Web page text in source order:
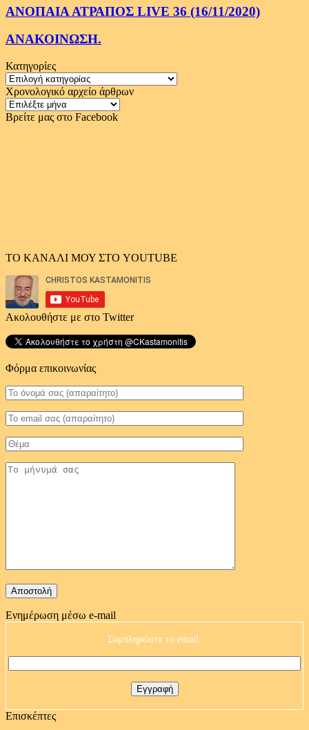
ΑΝΟΠΑΙΑ ΑΤΡΑΠΟΣ LIVE 36 (16/11/2020)
ΑΝΑΚΟΙΝΩΣΗ.
Κατηγορίες
Κατηγορίες
Χρονολογικό αρχείο άρθρων
Χρονολογικό
αρχείο
Βρείτε μας στο Facebook
ΤΟ ΚΑΝΑΛΙ ΜΟΥ ΣΤΟ YOUTUBE
Ακολουθήστε με στο Twitter
Φόρμα επικοινωνίας
Ενημέρωση μέσω e-mail
Συμπληρώστε το email:
Επισκέπτες